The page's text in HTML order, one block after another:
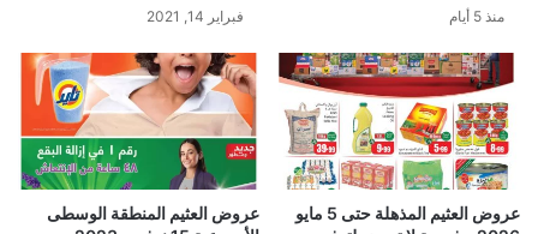
منذ 5 أيام فبراير 14, 2021
عروض العثيم المذهلة حتى 5 مايو
عروض العثيم المنطقة الوسطى